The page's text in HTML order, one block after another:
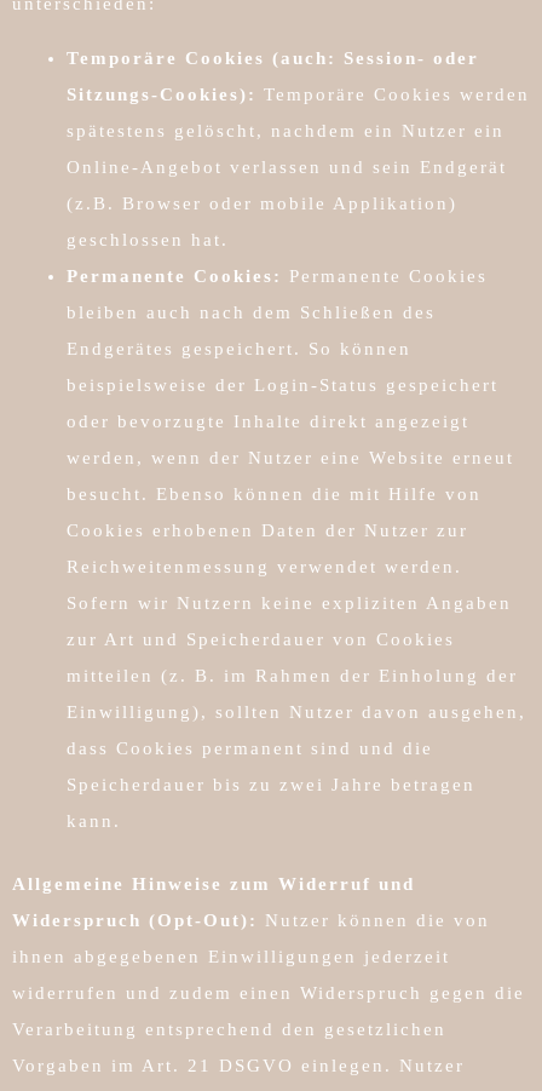
Temporäre Cookies (auch: Session- oder
Sitzungs-Cookies): Temporäre Cookies werden
spätestens gelöscht, nachdem ein Nutzer ein
Online-Angebot verlassen und sein Endgerät
(z.B. Browser oder mobile Applikation)
geschlossen hat.
Permanente Cookies:
Permanente Cookies
bleiben auch nach dem Schließen des
Endgerätes gespeichert. So können
beispielsweise der Login-Status gespeichert
oder bevorzugte Inhalte direkt angezeigt
werden, wenn der Nutzer eine Website erneut
besucht. Ebenso können die mit Hilfe von
Cookies erhobenen Daten der Nutzer zur
Reichweitenmessung verwendet werden.
Sofern wir Nutzern keine expliziten Angaben
zur Art und Speicherdauer von Cookies
mitteilen (z. B. im Rahmen der Einholung der
Einwilligung), sollten Nutzer davon ausgehen,
dass Cookies permanent sind und die
Speicherdauer bis zu zwei Jahre betragen
kann.
Allgemeine Hinweise zum Widerruf und
Widerspruch (Opt-Out): Nutzer können die von
ihnen abgegebenen Einwilligungen jederzeit
widerrufen und zudem einen Widerspruch gegen die
Verarbeitung entsprechend den gesetzlichen
Vorgaben im Art. 21 DSGVO einlegen. Nutzer